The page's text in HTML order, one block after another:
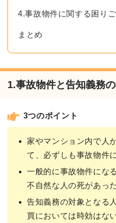
4.事故物件に関する困り
まとめ
1.事故物件と告知義務
3つのポイント
家やマンション内で人
て、必ずしも事故物件
一般的に事故物件にな
不自然な人の死があっ
告知義務の対象となる
買においては時効はな